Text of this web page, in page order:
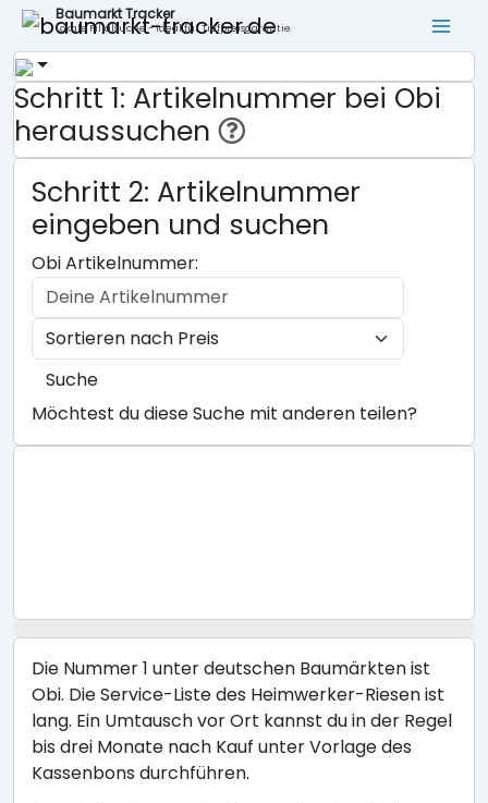
Baumarkt Tracker
Lokale Filialsuche - ideal für Tiefpreisgarantie
Schritt 1: Artikelnummer bei Obi
heraussuchen
Schritt 2: Artikelnummer
eingeben und suchen
Obi Artikelnummer:
Suche
Möchtest du diese Suche mit anderen teilen?
Die Nummer 1 unter deutschen Baumärkten ist
Obi. Die Service-Liste des Heimwerker-Riesen ist
lang. Ein Umtausch vor Ort kannst du in der Regel
bis drei Monate nach Kauf unter Vorlage des
Kassenbons durchführen.